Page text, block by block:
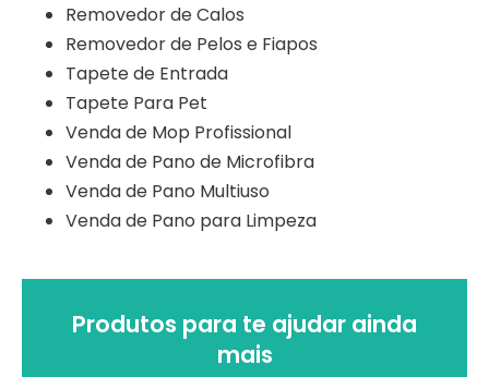
Removedor de Calos
Removedor de Pelos e Fiapos
Tapete de Entrada
Tapete Para Pet
Venda de Mop Profissional
Venda de Pano de Microfibra
Venda de Pano Multiuso
Venda de Pano para Limpeza
Produtos para te ajudar ainda
mais